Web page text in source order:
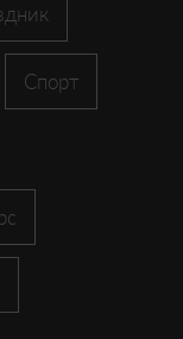
Спорт